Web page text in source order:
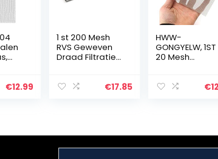
€12.99
1 st 200 Mesh
RVS Geweven
Draad Filtratie
Filter 30 * 60 cm
€17.85
HWW-
GONGYELW, 1ST
20 Mesh
Schermfiltratie
€